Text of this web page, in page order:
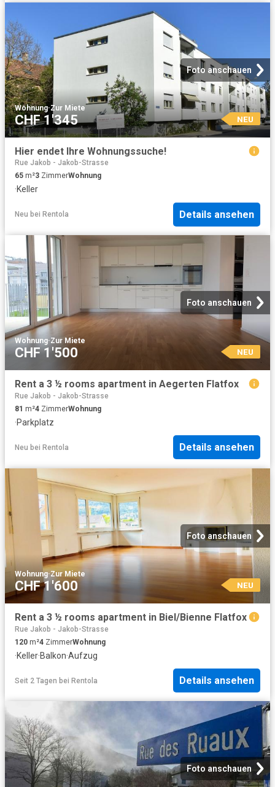
Foto anschauen
Wohnung·Zur Miete
CHF 1'345 NEU
Hier endet Ihre Wohnungssuche!
Rue Jakob - Jakob-Strasse
65 m²3 ZimmerWohnung
·Keller
Neu bei Rentola Details ansehen
Foto anschauen
Wohnung·Zur Miete
CHF 1'500 NEU
Rent a 3 ½ rooms apartment in Aegerten Flatfox
Rue Jakob - Jakob-Strasse
81 m²4 ZimmerWohnung
·Parkplatz
Neu bei Rentola Details ansehen
Foto anschauen
Wohnung·Zur Miete
CHF 1'600 NEU
Rent a 3 ½ rooms apartment in Biel/Bienne Flatfox
Rue Jakob - Jakob-Strasse
120 m²4 ZimmerWohnung
·Keller·Balkon·Aufzug
Seit 2 Tagen bei Rentola Details ansehen
Foto anschauen